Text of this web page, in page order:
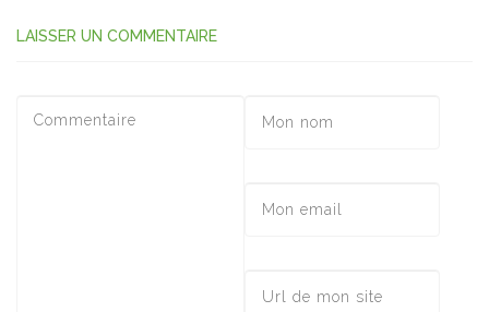
LAISSER UN COMMENTAIRE